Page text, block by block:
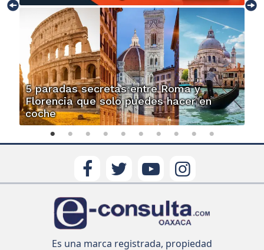
5 paradas secretas entre Roma y
Florencia que solo puedes hacer en
coche
Es una marca registrada, propiedad